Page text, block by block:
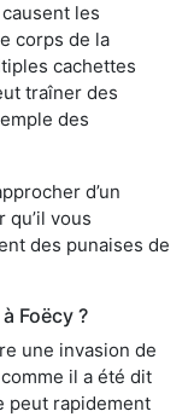
les
corps de la
cachettes
traîner des
des
d’un
vous
des punaises de
Foëcy ?
une invasion de
il a été dit
peut rapidement